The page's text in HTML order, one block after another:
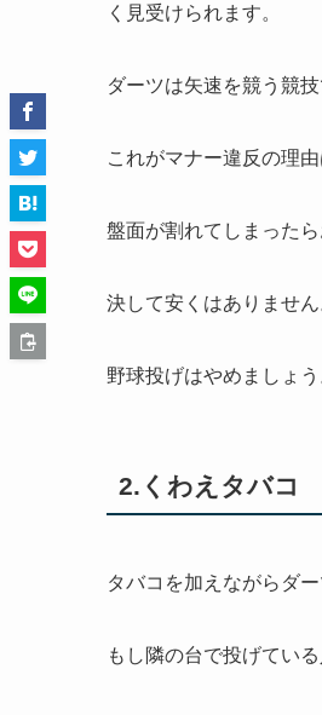
く見受けられます。
ダーツは矢速を競う競技
これがマナー違反の理
盤面が割れてしまった
決して安くはありません
野球投げはやめましょう
2.くわえタバコ
タバコを加えながらダ
もし隣の台で投げてい